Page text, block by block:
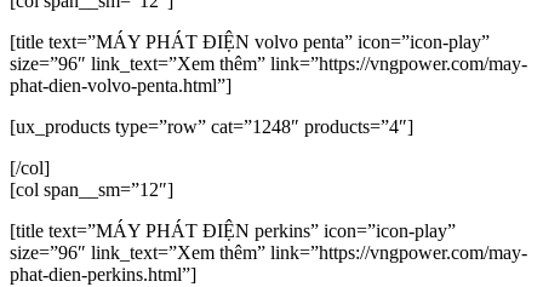
[title text=”MÁY PHÁT ĐIỆN volvo penta” icon=”icon-play”
size=”96″ link_text=”Xem thêm” link=”https://vngpower.com/may-
phat-dien-volvo-penta.html”]
[ux_products type=”row” cat=”1248″ products=”4″]
[/col]
[col span__sm=”12″]
[title text=”MÁY PHÁT ĐIỆN perkins” icon=”icon-play”
size=”96″ link_text=”Xem thêm” link=”https://vngpower.com/may-
phat-dien-perkins.html”]